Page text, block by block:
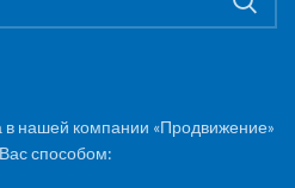
в нашей компании «Продвижение»
способом: